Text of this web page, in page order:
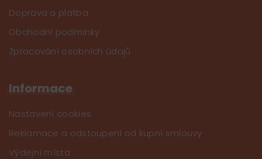
Doprava a platba
Obchodní podmínky
Zpracování osobních údajů
Informace
Nastavení cookies
Reklamace a odstoupení od kupní smlouvy
Výdejní místa